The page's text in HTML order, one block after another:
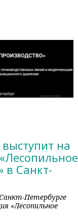
на
в Санкт-
Петербурге
«Лесопильное